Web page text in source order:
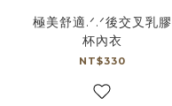
極美舒適.ᐟ.ᐟ後交叉乳膠
杯內衣
NT$330